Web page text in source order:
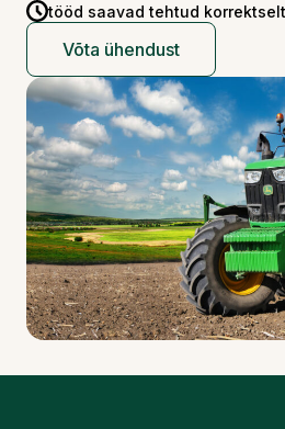
tööd saavad tehtud
Võta ühendust